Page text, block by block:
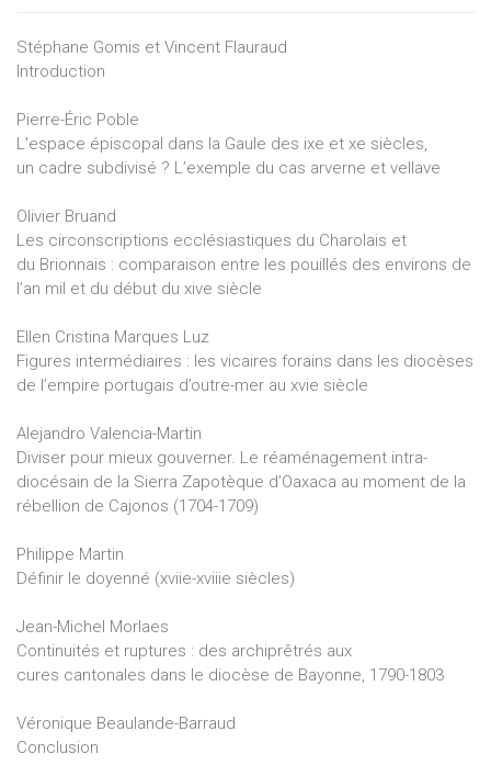
Stéphane Gomis et Vincent Flauraud
Introduction
Pierre-Éric Poble
L'espace épiscopal dans la Gaule des ixe et xe siècles,
un cadre subdivisé ? L’exemple du cas arverne et vellave
Olivier Bruand
Les circonscriptions ecclésiastiques du Charolais et
du Brionnais : comparaison entre les pouillés des environs de
l’an mil et du début du xive siècle
Ellen Cristina Marques Luz
Figures intermédiaires : les vicaires forains dans les diocèses
de l’empire portugais d’outre-mer au xvie siècle
Alejandro Valencia-Martin
Diviser pour mieux gouverner. Le réaménagement intra-
diocésain de la Sierra Zapotèque d’Oaxaca au moment de la
rébellion de Cajonos (1704-1709)
Philippe Martin
Définir le doyenné (xviie-xviiie siècles)
Jean-Michel Morlaes
Continuités et ruptures : des archiprêtrés aux
cures cantonales dans le diocèse de Bayonne, 1790-1803
Véronique Beaulande-Barraud
Conclusion